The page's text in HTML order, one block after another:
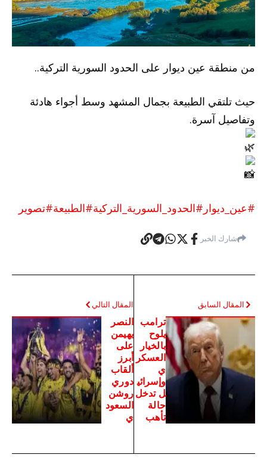
من منطقة عين ديوار على الحدود السورية التركية..
حيث تلتقي الطبيعة بجمال المشهد وسط أجواء هادئة
وتفاصيل آسرة.
#عين_ديوار #الحدود_السورية_التركية#الطبيعة#تصوير
شارك الخبر
المقال السابق
ترامب
يلوح
بالخيار
العسكر
ي
وإسرائي
ل تدخل
حالة
تأهب
المقال التالي
النصر
يهيمن
على
أبرز
ألقاب
دوري
روشن
السعود
ي